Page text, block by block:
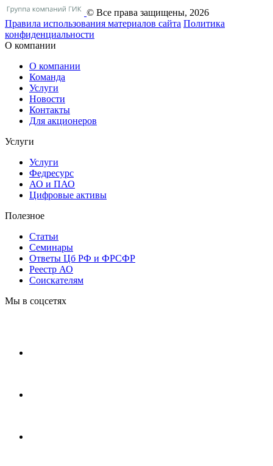
© Все права защищены, 2026
Правила использования материалов сайта Политика
конфиденциальности
О компании
О компании
Команда
Услуги
Новости
Контакты
Для акционеров
Услуги
Услуги
Федресурс
АО и ПАО
Цифровые активы
Полезное
Статьи
Cеминары
Ответы Цб РФ и ФРСФР
Реестр АО
Соискателям
Мы в соцсетях